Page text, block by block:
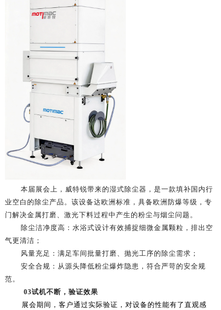
本届展会上，威特锐带来的湿式除尘器，是一款填补国内行
业空白的除尘产品。该设备达欧洲标准，具备欧洲防爆等级，专
门解决金属打磨、激光下料过程中产生的粉尘与烟尘问题。
除尘洁净度高：水浴式设计有效捕捉细微金属颗粒，排出空
气更清洁；
风量充足：满足车间批量打磨、抛光工序的除尘需求；
安全合规：从源头降低粉尘爆炸隐患，符合严苛的安全规
范。
03试机不断，验证效果
展会期间，客户通过实际验证，对设备的性能有了直观感